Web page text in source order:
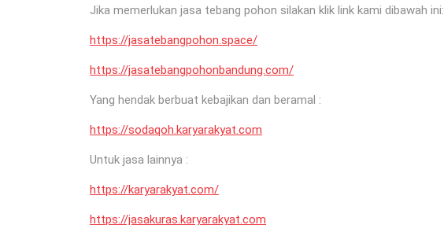
Jika memerlukan jasa tebang pohon silakan klik link kami dibawah ini:
https://jasatebangpohon.space/
https://jasatebangpohonbandung.com/
Yang hendak berbuat kebajikan dan beramal :
https://sodaqoh.karyarakyat.com
Untuk jasa lainnya :
https://karyarakyat.com/
https://jasakuras.karyarakyat.com